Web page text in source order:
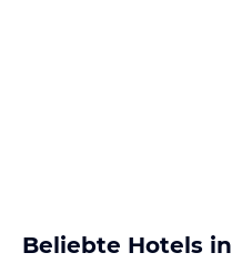
Beliebte Hotels